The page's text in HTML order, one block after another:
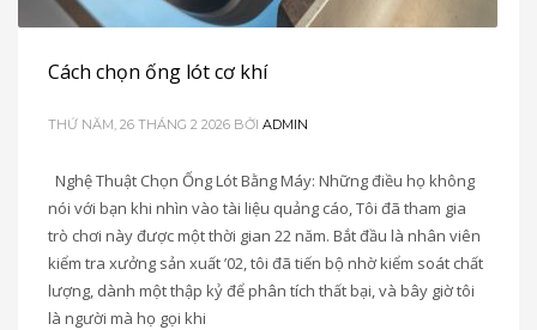
Cách chọn ống lót cơ khí
THỨ NĂM, 26 THÁNG 2 2026 BỞI ADMIN
Nghệ Thuật Chọn Ống Lót Bằng Máy: Những điều họ không
nói với bạn khi nhìn vào tài liệu quảng cáo, Tôi đã tham gia
trò chơi này được một thời gian 22 năm. Bắt đầu là nhân viên
kiểm tra xưởng sản xuất ’02, tôi đã tiến bộ nhờ kiểm soát chất
lượng, dành một thập kỷ để phân tích thất bại, và bây giờ tôi
là người mà họ gọi khi